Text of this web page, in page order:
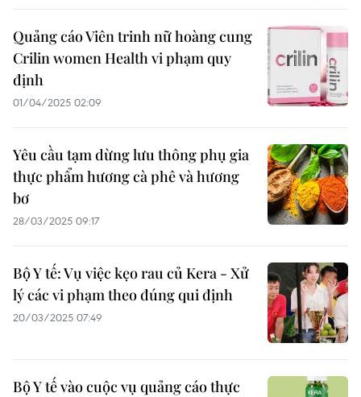
Quảng cáo Viên trinh nữ hoàng cung
Crilin women Health vi phạm quy
định
01/04/2025 02:09
Yêu cầu tạm dừng lưu thông phụ gia
thực phẩm hương cà phê và hương
bơ
28/03/2025 09:17
Bộ Y tế: Vụ việc kẹo rau củ Kera - Xử
lý các vi phạm theo đúng qui định
20/03/2025 07:49
Bộ Y tế vào cuộc vụ quảng cáo thực